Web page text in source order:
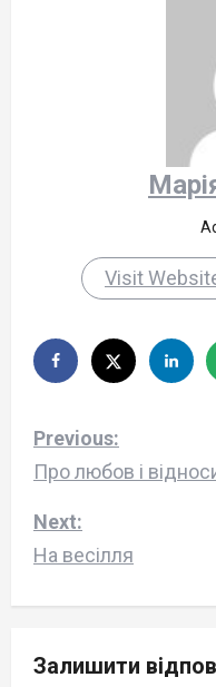
Visit
P
o
s
t
n
a
Previous:
Про любов і
Next:
На весілля
Залишити